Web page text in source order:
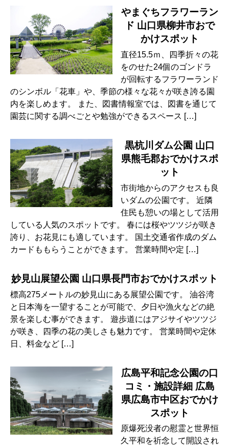
やまぐちフラワーラン
ド 山口県柳井市おで
かけスポット
直径15.5ｍ、四季折々の花
をのせた24個のゴンドラ
が回転するフラワーランド
のシンボル「花車」や、季節の様々な花々が咲き誇る園
内を楽しめます。 また、図書情報室では、図書を通じて
園芸に関する調べごとや勉強ができるスペース […]
黒杭川ダム公園 山口
県熊毛郡おでかけスポ
ット
市街地からのアクセスも良
いダムの公園です。 近隣
住民も憩いの場として活用
している人気のスポットです。 春には桜やツツジが咲き
誇り、お花見にも適しています。 国土交通省作成のダム
カードももらうことができます。 営業時間や定 […]
妙見山展望公園 山口県長門市おでかけスポット
標高275メートルの妙見山にある展望公園です。 油谷湾
と日本海を一望することが可能で、夕日や漁火などの絶
景を楽しむ事ができます。 遊歩道にはアジサイやツツジ
が咲き、四季の花の美しさも魅力です。 営業時間や定休
日、料金など […]
広島平和記念公園の口
コミ・施設詳細 広島
県広島市中区おでかけ
スポット
原爆死没者の慰霊と世界恒
久平和を祈念して開設され